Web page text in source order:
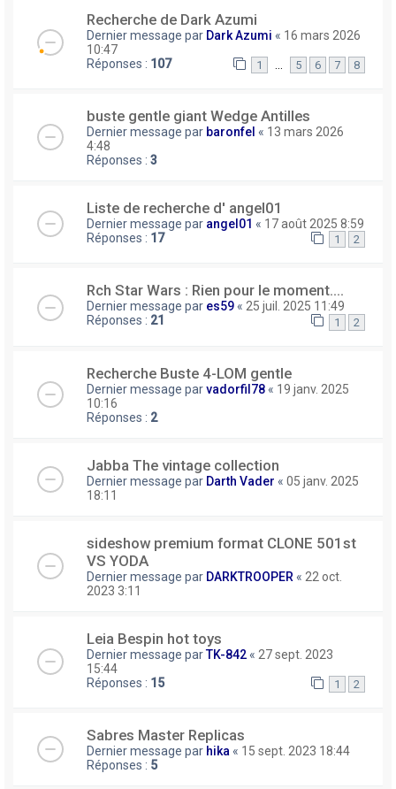
Recherche de Dark Azumi
Dernier message par Dark Azumi « 16 mars 2026
10:47
Réponses : 107 1 … 5 6 7 8
buste gentle giant Wedge Antilles
Dernier message par baronfel « 13 mars 2026
4:48
Réponses : 3
Liste de recherche d' angel01
Dernier message par angel01 « 17 août 2025 8:59
Réponses : 17 1 2
Rch Star Wars : Rien pour le moment....
Dernier message par es59 « 25 juil. 2025 11:49
Réponses : 21 1 2
Recherche Buste 4-LOM gentle
Dernier message parvadorfil78 « 19 janv. 2025
10:16
Réponses : 2
Jabba The vintage collection
Dernier message par Darth Vader « 05 janv. 2025
18:11
sideshow premium format CLONE 501st
VS YODA
Dernier message par DARKTROOPER « 22 oct.
2023 3:11
Leia Bespin hot toys
Dernier message parTK-842 « 27 sept. 2023
15:44
Réponses : 15 1 2
Sabres Master Replicas
Dernier message par hika « 15 sept. 2023 18:44
Réponses : 5